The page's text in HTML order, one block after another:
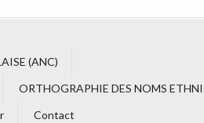
(ANC)
ORTHOGRAPHIE DES NOMS
Contact